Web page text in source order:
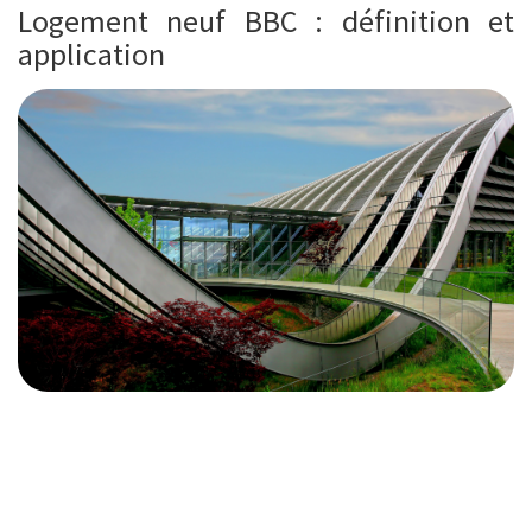
Logement neuf BBC : définition et
application